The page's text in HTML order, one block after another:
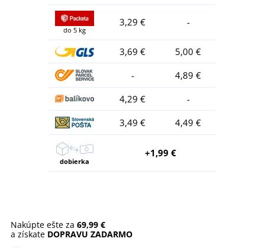
do 5 kg
3,29 € -
3,69 €
5,00 €
-
4,89 €
4,29 €
-
3,49 €
4,49 €
dobierka
+1,99 €
Nakúpte ešte za 69,99 €
a získate DOPRAVU ZADARMO